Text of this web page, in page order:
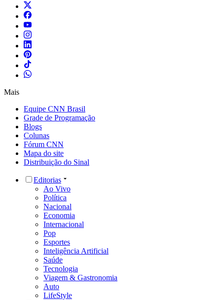
Mais
Equipe CNN Brasil
Grade de Programação
Blogs
Colunas
Fórum CNN
Mapa do site
Distribuição do Sinal
Editorias
Ao Vivo
Política
Nacional
Economia
Internacional
Pop
Esportes
Inteligência Artificial
Saúde
Tecnologia
Viagem & Gastronomia
Auto
LifeStyle